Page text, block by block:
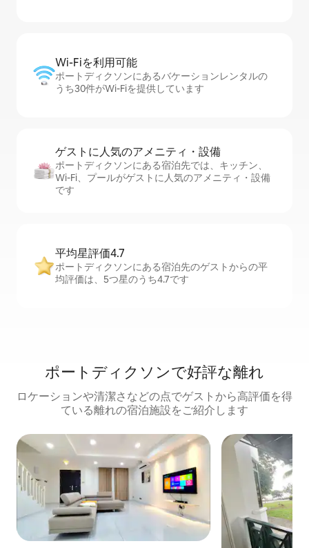
Wi-Fiを利⁠用⁠可⁠能
ポートディクソンにあるバケーションレンタルの
うち30件がWi-Fiを提供しています
ゲストに人⁠気⁠のア⁠メ⁠ニ⁠テ⁠ィ・設⁠備
ポートディクソンにある宿泊先では、キッチン、
Wi-Fi、プールがゲストに人気のアメニティ・設備
です
平均星評価4.7
ポートディクソンにある宿泊先のゲストからの平
均評価は、5つ星のうち4.7です
ポートディクソンで好評な離れ
ロケーションや清潔さなどの点でゲストから高評価を得
ている離れの宿泊施設をご紹介します